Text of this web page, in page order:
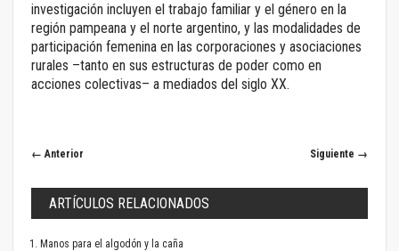
investigación incluyen el trabajo familiar y el género en la
región pampeana y el norte argentino, y las modalidades de
participación femenina en las corporaciones y asociaciones
rurales –tanto en sus estructuras de poder como en
acciones colectivas– a mediados del siglo XX.
← Anterior Siguiente →
ARTÍCULOS RELACIONADOS
Manos para el algodón y la caña